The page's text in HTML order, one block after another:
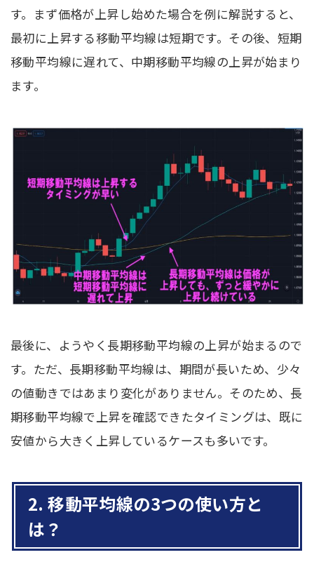
す。まず価格が上昇し始めた場合を例に解説すると、
最初に上昇する移動平均線は短期です。その後、短期
移動平均線に遅れて、中期移動平均線の上昇が始まり
ます。
最後に、ようやく長期移動平均線の上昇が始まるので
す。ただ、長期移動平均線は、期間が長いため、少々
の値動きではあまり変化がありません。そのため、長
期移動平均線で上昇を確認できたタイミングは、既に
安値から大きく上昇しているケースも多いです。
2. 移動平均線の3つの使い方と
は？